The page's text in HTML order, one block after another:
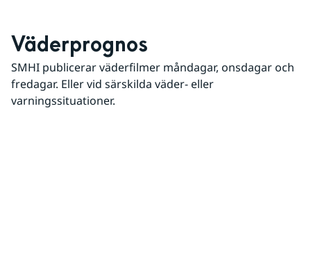
Väderprognos
SMHI publicerar väderfilmer måndagar, onsdagar och
fredagar. Eller vid särskilda väder- eller
varningssituationer.